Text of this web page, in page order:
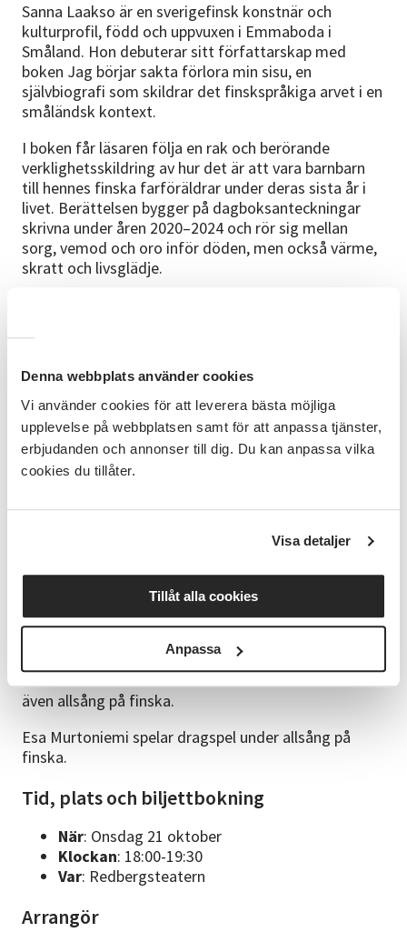
Denna webbplats använder cookies
Vi använder cookies för att leverera bästa möjliga
upplevelse på webbplatsen samt för att anpassa tjänster,
erbjudanden och annonser till dig. Du kan anpassa vilka
cookies du tillåter.
Visa detaljer
Tillåt alla cookies
Anpassa
Sanna Laakso är en sverigefinsk konstnär och
kulturprofil, född och uppvuxen i Emmaboda i
Småland. Hon debuterar sitt författarskap med
boken Jag börjar sakta förlora min sisu, en
självbiografi som skildrar det finskspråkiga arvet i en
småländsk kontext.
I boken får läsaren följa en rak och berörande
verklighetsskildring av hur det är att vara barnbarn
till hennes finska farföräldrar under deras sista år i
livet. Berättelsen bygger på dagboksanteckningar
skrivna under åren 2020–2024 och rör sig mellan
sorg, vemod och oro inför döden, men också värme,
skratt och livsglädje.
och det stora i livet, och om arv, språk och identitet
Då Sanna Laakso är konstnär i grunden har texterna
förstärkts med över hundra illustrationer från
vardagen med hennes mummi och ukki, som ger liv
åt minnena och stunderna som varit.
finska leddav Anne Surakka och Esa Murtoniemi.
Sanna Laakso är sverigefinsk konstnär och
kulturprofil från Emmaboda i Småland. Hon
medverkar i programmet med utgångspunkt i sin
bok Jag börjar sakta förlora min sisu.
Anne Surakka är moderator för samtalet och leder
även allsång på finska.
Esa Murtoniemi spelar dragspel under allsång på
finska.
Tid, plats och biljettbokning
När: Onsdag 21 oktober
Klockan: 18:00-19:30
Var: Redbergsteatern
Arrangör